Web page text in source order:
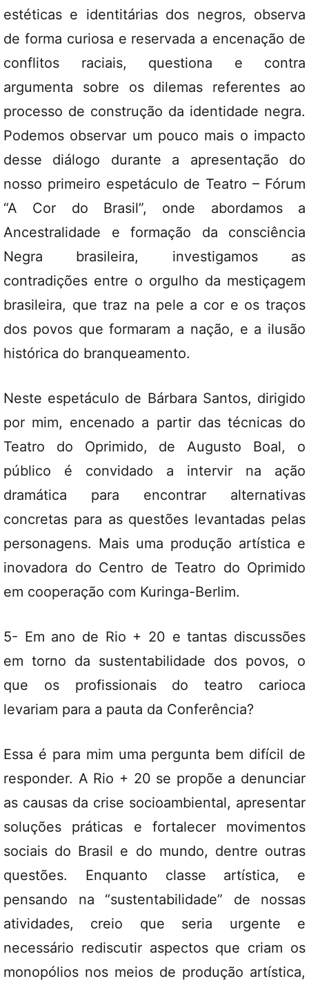
estéticas e identitárias dos negros, observa
de forma curiosa e reservada a encenação de
conflitos raciais, questiona e contra
argumenta sobre os dilemas referentes ao
processo de construção da identidade negra.
Podemos observar um pouco mais o impacto
desse diálogo durante a apresentação do
nosso primeiro espetáculo de Teatro – Fórum
“A Cor do Brasil”, onde abordamos a
Ancestralidade e formação da consciência
Negra brasileira, investigamos as
contradições entre o orgulho da mestiçagem
brasileira, que traz na pele a cor e os traços
dos povos que formaram a nação, e a ilusão
histórica do branqueamento.
Neste espetáculo de Bárbara Santos, dirigido
por mim, encenado a partir das técnicas do
Teatro do Oprimido, de Augusto Boal, o
público é convidado a intervir na ação
dramática para encontrar alternativas
concretas para as questões levantadas pelas
personagens. Mais uma produção artística e
inovadora do Centro de Teatro do Oprimido
em cooperação com Kuringa-Berlim.
5- Em ano de Rio + 20 e tantas discussões
em torno da sustentabilidade dos povos, o
que os profissionais do teatro carioca
levariam para a pauta da Conferência?
Essa é para mim uma pergunta bem difícil de
responder. A Rio + 20 se propõe a denunciar
as causas da crise socioambiental, apresentar
soluções práticas e fortalecer movimentos
sociais do Brasil e do mundo, dentre outras
questões. Enquanto classe artística, e
pensando na “sustentabilidade” de nossas
atividades, creio que seria urgente e
necessário rediscutir aspectos que criam os
monopólios nos meios de produção artística,